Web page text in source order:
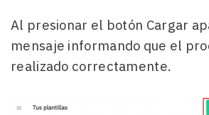
Al presionar el botón Cargar
mensaje informando que el
realizado correctamente.